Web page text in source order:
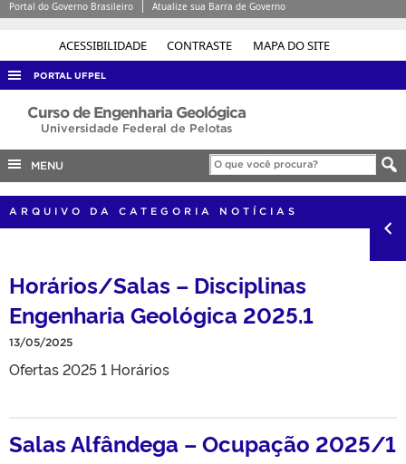
ACESSIBILIDADE CONTRASTE MAPA DO SITE
Portal do Governo Brasileiro Atualize sua Barra de Governo
PORTAL UFPEL
ACESSO À INFORMAÇÃO
COBALTO
CONCURSOS
EDITAIS
OUVIDORIA
PORTARIAS
Curso de Engenharia Geológica
Universidade Federal de Pelotas
MENU
ARQUIVO DA CATEGORIA NOTÍCIAS
Horários/Salas – Disciplinas
Engenharia Geológica 2025.1
13/05/2025
Ofertas 2025 1 Horários
Salas Alfândega – Ocupação 2025/1